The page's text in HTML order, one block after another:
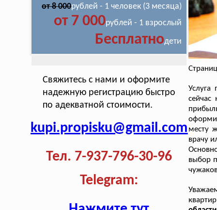
от 8 000рублей - 1 человек (3 месяца)
от 7 000рублей - 1 взрослый
Бесплатнодети
Свяжитесь с нами и оформите
надежную регистрацию быстро
по адекватной стоимости.
kupi.propisku@gmail.com
Тел. 7-937-796-30-96
Telegram:
Услуга
месту
врачу
выбор